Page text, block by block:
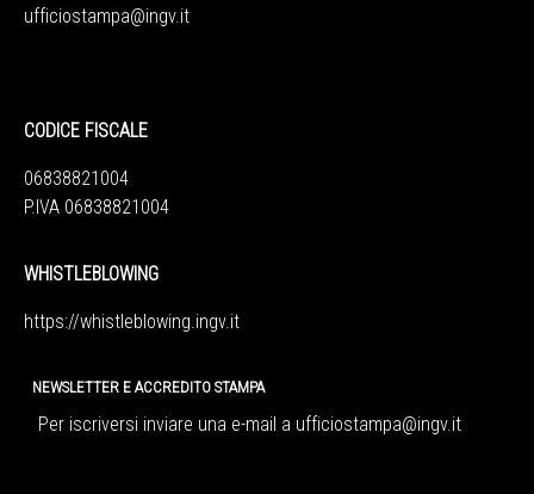
ufficiostampa@ingv.it
CODICE FISCALE
06838821004
P.IVA 06838821004
WHISTLEBLOWING
https://whistleblowing.ingv.it
NEWSLETTER E ACCREDITO STAMPA
Per iscriversi inviare una e-mail a ufficiostampa@ingv.it